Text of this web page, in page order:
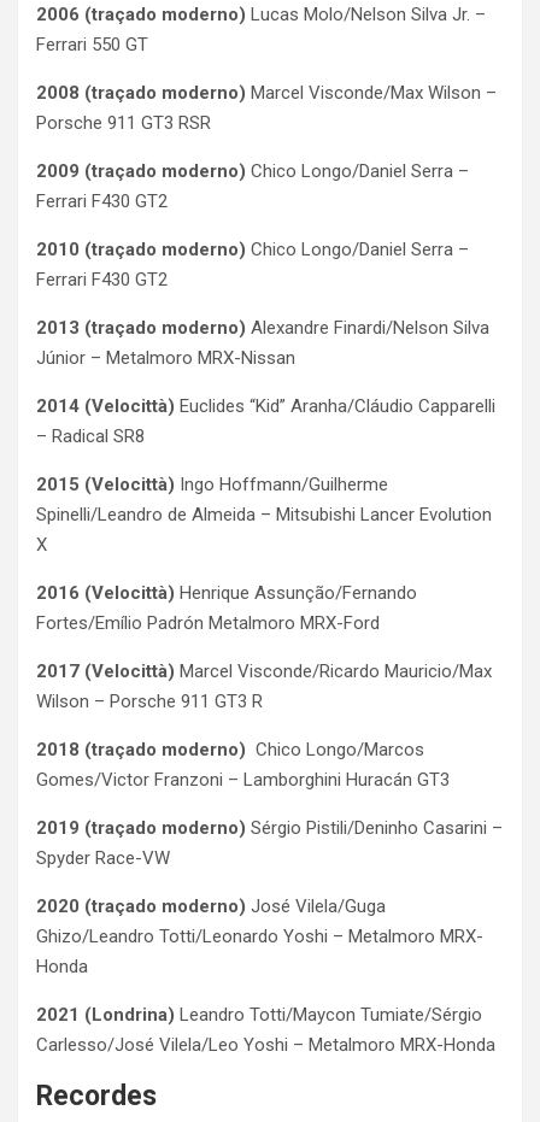
2006 (traçado moderno) Lucas Molo/Nelson Silva Jr. –
Ferrari 550 GT
2008 (traçado moderno) Marcel Visconde/Max Wilson –
Porsche 911 GT3 RSR
2009 (traçado moderno) Chico Longo/Daniel Serra –
Ferrari F430 GT2
2010 (traçado moderno) Chico Longo/Daniel Serra –
Ferrari F430 GT2
2013 (traçado moderno) Alexandre Finardi/Nelson Silva
Júnior – Metalmoro MRX-Nissan
2014 (Velocittà) Euclides “Kid” Aranha/Cláudio Capparelli
– Radical SR8
2015 (Velocittà) Ingo Hoffmann/Guilherme
Spinelli/Leandro de Almeida – Mitsubishi Lancer Evolution
X
2016 (Velocittà) Henrique Assunção/Fernando
Fortes/Emílio Padrón Metalmoro MRX-Ford
2017 (Velocittà) Marcel Visconde/Ricardo Mauricio/Max
Wilson – Porsche 911 GT3 R
2018 (traçado moderno) Chico Longo/Marcos
Gomes/Victor Franzoni – Lamborghini Huracán GT3
2019 (traçado moderno) Sérgio Pistili/Deninho Casarini –
Spyder Race-VW
2020 (traçado moderno) José Vilela/Guga
Ghizo/Leandro Totti/Leonardo Yoshi – Metalmoro MRX-
Honda
2021 (Londrina) Leandro Totti/Maycon Tumiate/Sérgio
Carlesso/José Vilela/Leo Yoshi – Metalmoro MRX-Honda
Recordes